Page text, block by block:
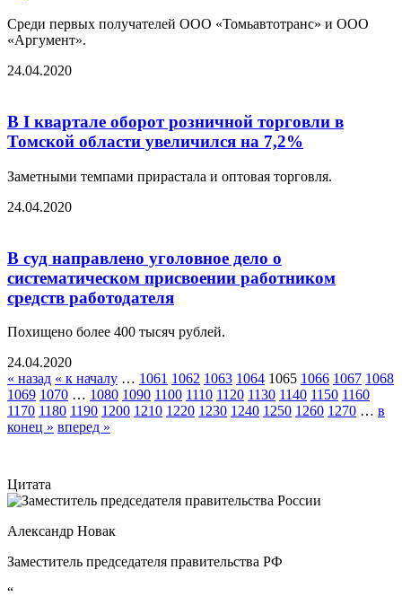
Среди первых получателей ООО «Томьавтотранс» и ООО
«Аргумент».
24.04.2020
В I квартале оборот розничной торговли в
Томской области увеличился на 7,2%
Заметными темпами прирастала и оптовая торговля.
24.04.2020
В суд направлено уголовное дело о
систематическом присвоении работником
средств работодателя
Похищено более 400 тысяч рублей.
24.04.2020
« назад « к началу … 1061 1062 1063 1064 1065 1066 1067 1068
1069 1070 … 1080 1090 1100 1110 1120 1130 1140 1150 1160
1170 1180 1190 1200 1210 1220 1230 1240 1250 1260 1270 … в
конец » вперед »
Цитата
Александр Новак
Заместитель председателя правительства РФ
“